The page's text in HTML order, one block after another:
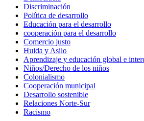
Discriminación
Política de desarrollo
Educación para el desarrollo
cooperación para el desarrollo
Comercio justo
Huida y Asilo
Aprendizaje y educación global e
Niños/Derecho de los niños
Colonialismo
Cooperación municipal
Desarrollo sostenible
Relaciones Norte-Sur
Racismo